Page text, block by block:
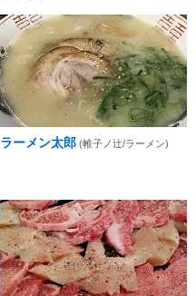
ラーメン太郎 (帷子ノ辻/ラーメン)